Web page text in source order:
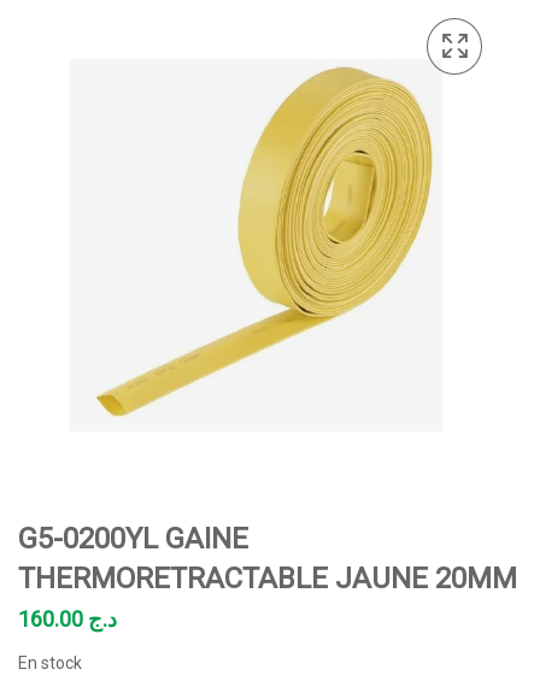
G5-0200YL GAINE
THERMORETRACTABLE JAUNE 20MM
د.ج
En stock